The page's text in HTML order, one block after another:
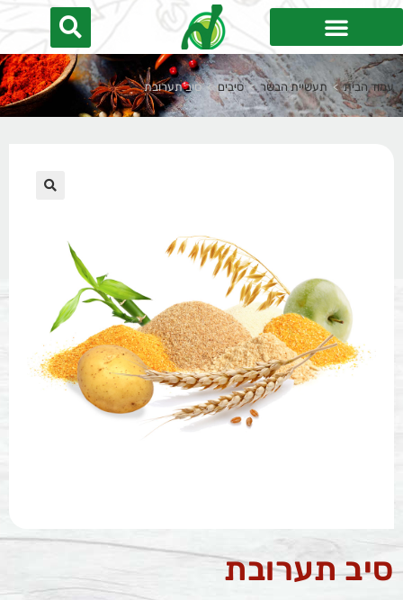
עמוד הבית > תעשיית הבשר > סיבים > סיב תערובת
סיב תערובת